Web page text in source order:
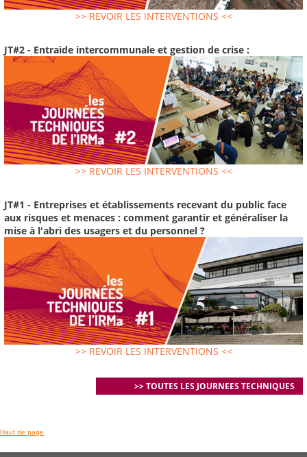
>> REVOIR LES INTERVENTIONS <<
JT#2 - Entraide intercommunale et gestion de crise :
>> REVOIR LES INTERVENTIONS <<
JT#1 - Entreprises et établissements recevant du public face
aux risques et menaces : comment garantir et généraliser la
mise à l'abri des usagers et du personnel ?
>> REVOIR LES INTERVENTIONS <<
>> TOUTES LES JOURNEES TECHNIQUES
Haut de page